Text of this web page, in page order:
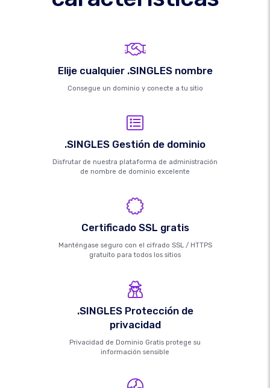
Elije cualquier .SINGLES nombre
Consegue un dominio y conecte a tu sitio
.SINGLES Gestión de dominio
Disfrutar de nuestra plataforma de administración
de nombre de dominio excelente
Certificado SSL gratis
Manténgase seguro con el cifrado SSL / HTTPS
gratuito para todos los sitios
.SINGLES Protección de
privacidad
Privacidad de Dominio Gratis protege su
información sensible